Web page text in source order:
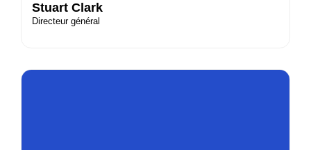
Stuart Clark
Directeur général